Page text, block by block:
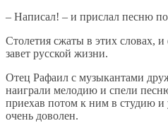
– Написал! – и прислал песню по
Столетия сжаты в этих словах,
завет русской жизни.
Отец Рафаил с музыкантами
наиграли мелодию и спели
приехав потом к ним в студию
очень доволен.